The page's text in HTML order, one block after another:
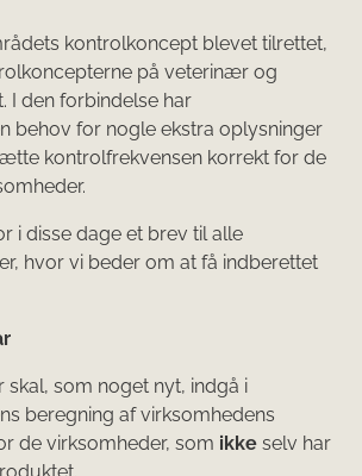
kontrolkoncept blevet tilrettet,
på veterinær og
I den forbindelse har
behov for nogle ekstra oplysninger
kontrolfrekvensen korrekt for de
i disse dage et brev til alle
hvor vi beder om at få indberettet
som noget nyt, indgå i
beregning af virksomhedens
de virksomheder, som ikke selv har